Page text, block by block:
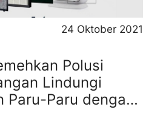
24 Oktober 2021
Polusi
Lindungi
Paru-Paru dengan